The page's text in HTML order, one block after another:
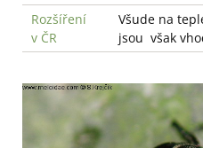
Rozšíření
v ČR
Všude na
jsou však